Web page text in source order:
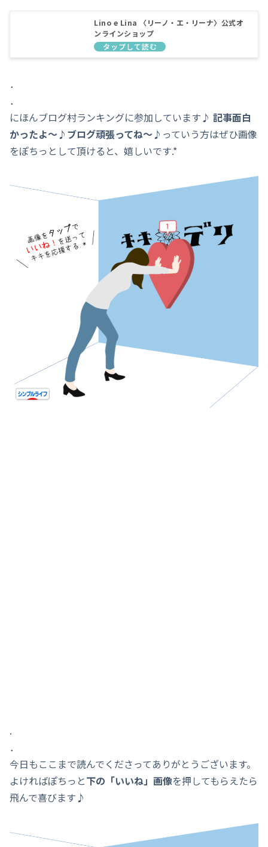
Lino e Lina 〈リーノ・エ・リーナ〉公式オ
ンラインショップ
．
．
にほんブログ村ランキングに参加しています♪ 記事面白
かったよ～♪ブログ頑張ってね～♪ っていう方はぜひ画像
をぽちっとして頂けると、嬉しいです.*
.
．
今日もここまで読んでくださってありがとうございます。
よければぽちっと下の「いいね」画像を押してもらえたら
飛んで喜びます♪